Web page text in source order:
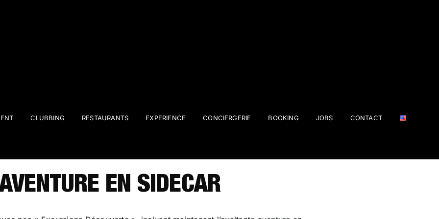
CLUBBING RESTAURANTS EXPERIENCE CONCIERGERIE BOOKING JOBS CONTACT
EN SIDECAR